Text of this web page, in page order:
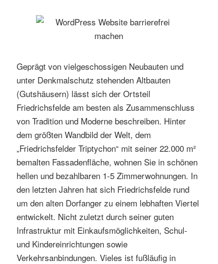
Geprägt von vielgeschossigen Neubauten und
unter Denkmalschutz stehenden Altbauten
(Gutshäusern) lässt sich der Ortsteil
Friedrichsfelde am besten als Zusammenschluss
von Tradition und Moderne beschreiben. Hinter
dem größten Wandbild der Welt, dem
„Friedrichsfelder Triptychon“ mit seiner 22.000 m²
bemalten Fassadenfläche, wohnen Sie in schönen
hellen und bezahlbaren 1-5 Zimmerwohnungen. In
den letzten Jahren hat sich Friedrichsfelde rund
um den alten Dorfanger zu einem lebhaften Viertel
entwickelt. Nicht zuletzt durch seiner guten
Infrastruktur mit Einkaufsmöglichkeiten, Schul-
und Kindereinrichtungen sowie
Verkehrsanbindungen. Vieles ist fußläufig in